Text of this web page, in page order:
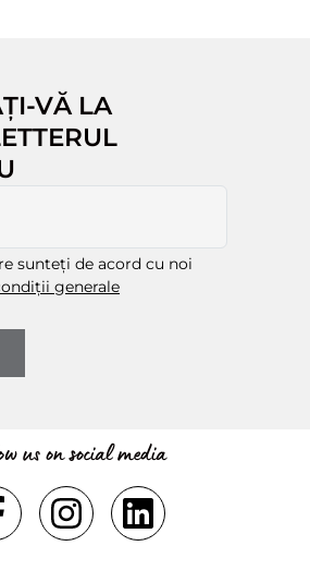
VĂ LA
sunteți de acord cu noi
generale
us on social media